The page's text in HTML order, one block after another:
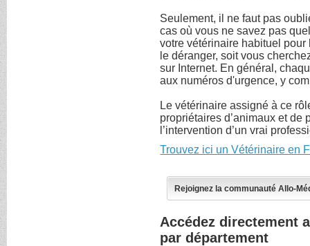
Seulement, il ne faut pas
cas où vous ne savez pas
votre vétérinaire habituel
le déranger, soit vous
sur Internet. En général,
aux numéros d'urgence, y
Le vétérinaire assigné à ce
propriétaires d’animaux et de
l’intervention d’un vrai
Trouvez ici un Vétérinaire en
Rejoignez la communauté Allo-
Accédez directement
par département